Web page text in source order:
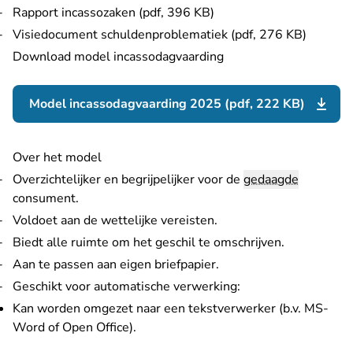
Rapport incassozaken (pdf, 396 KB)
Visiedocument schuldenproblematiek (pdf, 276 KB)
Download model incassodagvaarding
Model incassodagvaarding 2025 (pdf, 222 KB)
Over het model
Overzichtelijker en begrijpelijker voor de gedaagde
consument.
Voldoet aan de wettelijke vereisten.
Biedt alle ruimte om het geschil te omschrijven.
Aan te passen aan eigen briefpapier.
Geschikt voor automatische verwerking:
Kan worden omgezet naar een tekstverwerker (b.v. MS-
Word of Open Office).